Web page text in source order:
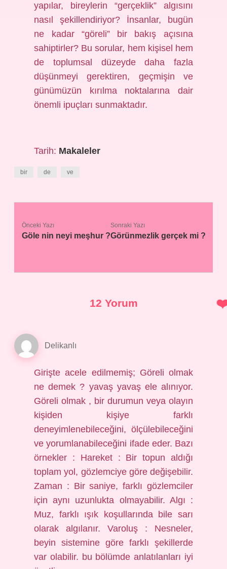
yapılar, bireylerin “gerçeklik” algısını
nasıl şekillendiriyor? İnsanlar, bugün
ne kadar “göreli” bir bakış açısına
sahiptirler? Bu sorular, hem kişisel hem
de toplumsal düzeyde daha fazla
düşünmeyi gerektiren, geçmişin ve
günümüzün kırılma noktalarına dair
önemli ipuçları sunmaktadır.
Tarih: Makaleler
bir de ve
Önceki Yazı
Göle nin neyi meşhur ?
Sonraki Yazı
Görünmezlik gerçek mi ?
12 Yorum
Delikanlı
Girişte acele edilmemiş; Göreli olmak
ne demek ? yavaş yavaş ele alınıyor.
Göreli olmak , bir durumun veya olayın
kişiden kişiye farklı
deneyimlenebileceğini, ölçülebileceğini
ve yorumlanabileceğini ifade eder. Bazı
örnekler : Hareket : Bir topun aldığı
toplam yol, gözlemciye göre değişebilir.
Zaman : Bir saniye, farklı gözlemciler
için aynı uzunlukta olmayabilir. Algı :
Muz, farklı ışık koşullarında bile sarı
olarak algılanır. Varoluş : Nesneler,
beyin sistemine göre farklı şekillerde
var olabilir. bu bölümde anlatılanları iyi